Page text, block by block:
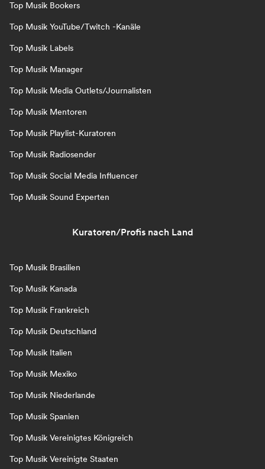
Top Musik Bookers
Top Musik YouTube/Twitch -Kanäle
Top Musik Labels
Top Musik Manager
Top Musik Media Outlets/Journalisten
Top Musik Mentoren
Top Musik Playlist-Kuratoren
Top Musik Radiosender
Top Musik Social Media Influencer
Top Musik Sound Experten
Kuratoren/Profis nach Land
Top Musik Brasilien
Top Musik Kanada
Top Musik Frankreich
Top Musik Deutschland
Top Musik Italien
Top Musik Mexiko
Top Musik Niederlande
Top Musik Spanien
Top Musik Vereinigtes Königreich
Top Musik Vereinigte Staaten